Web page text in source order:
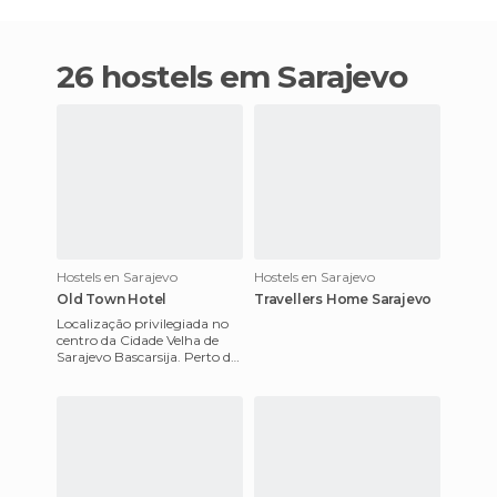
26 hostels em Sarajevo
Hostels en Sarajevo
Old Town Hotel
Localização privilegiada no
centro da Cidade Velha de
Sarajevo Bascarsija. Perto de
Hostels en Sarajevo
Travellers Home Sarajevo